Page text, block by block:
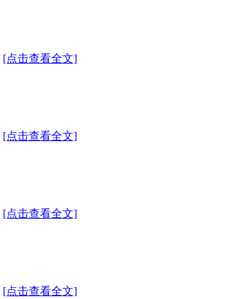
[点击查看全文]
[点击查看全文]
[点击查看全文]
[点击查看全文]